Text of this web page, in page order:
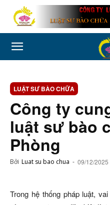
LUẬT SƯ BÀO CHỮA
Công ty
luật sư bào
Phòng
Bởi Luat su bao chua - 09/12/2025
Trong hệ thống pháp luật,